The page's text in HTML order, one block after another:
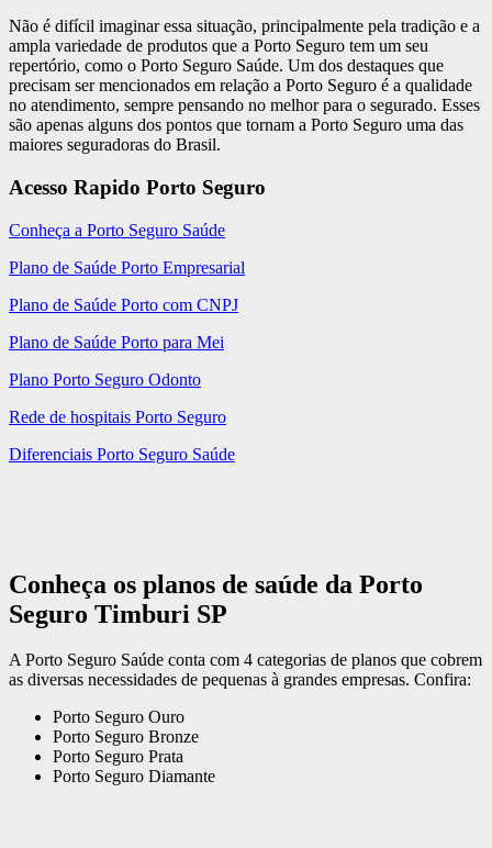
Não é difícil imaginar essa situação, principalmente pela tradição e a
ampla variedade de produtos que a Porto Seguro tem um seu
repertório, como o Porto Seguro Saúde. Um dos destaques que
precisam ser mencionados em relação a Porto Seguro é a qualidade
no atendimento, sempre pensando no melhor para o segurado. Esses
são apenas alguns dos pontos que tornam a Porto Seguro uma das
maiores seguradoras do Brasil.
Acesso Rapido Porto Seguro
Conheça a Porto Seguro Saúde
Plano de Saúde Porto Empresarial
Plano de Saúde Porto com CNPJ
Plano de Saúde Porto para Mei
Plano Porto Seguro Odonto
Rede de hospitais Porto Seguro
Diferenciais Porto Seguro Saúde
Conheça os planos de saúde da Porto
Seguro Timburi SP
A Porto Seguro Saúde conta com 4 categorias de planos que cobrem
as diversas necessidades de pequenas à grandes empresas. Confira:
Porto Seguro Ouro
Porto Seguro Bronze
Porto Seguro Prata
Porto Seguro Diamante